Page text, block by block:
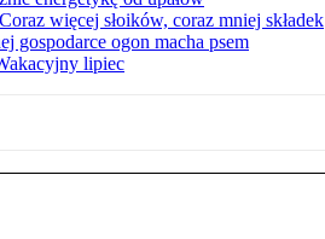
więcej słoików, coraz mniej składek
gospodarce ogon macha psem
lipiec